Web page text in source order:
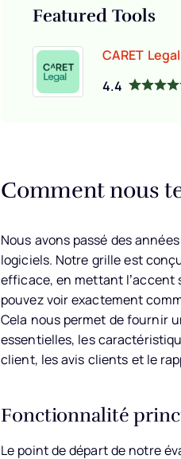
Featured Tools
CARET Legal
4.4
Comment nous
Nous avons passé des
logiciels. Notre grille est
efficace, en mettant l’accent
pouvez voir exactement
Cela nous permet de fournir
essentielles, les
client, les avis clients et le
Fonctionnalité
Le point de départ de notre